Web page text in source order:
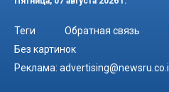
Теги Обратная связь
Без картинок
Реклама: advertising@newsru.co.il